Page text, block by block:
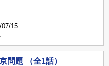
15
問題 （全1話）